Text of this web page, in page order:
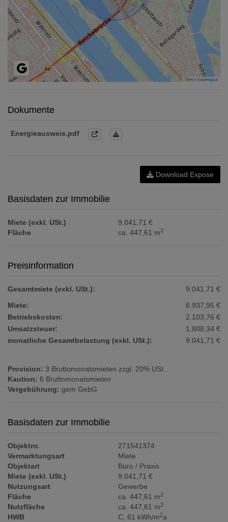
Tiles ©basemap.at
Dokumente
Energieausweis.pdf
Download Expose
Basisdaten zur Immobilie
Miete (exkl. USt.)
9.041,71 €
Fläche
ca. 447,61 m2
Preisinformation
Gesamtmiete (exkl. USt.):
9.041,71 €
Miete:
6.937,95 €
Betriebskosten:
2.103,76 €
Umsatzsteuer:
1.808,34 €
monatliche Gesamtbelastung (exkl. USt.):
9.041,71 €
Provision: 3 Bruttomonatsmieten zzgl. 20% USt.
Kaution: 6 Bruttomonatsmieten
Vergebührung: gem GebG
Basisdaten zur Immobilie
Objektnr.
271541374
Vermarktungsart
Miete
Objektart
Büro / Praxis
Miete (exkl. USt.)
9.041,71 €
Nutzungsart
Gewerbe
Fläche
ca. 447,61 m2
Nutzfläche ca. 447,61 m2
HWB C, 61 kWh/m2a